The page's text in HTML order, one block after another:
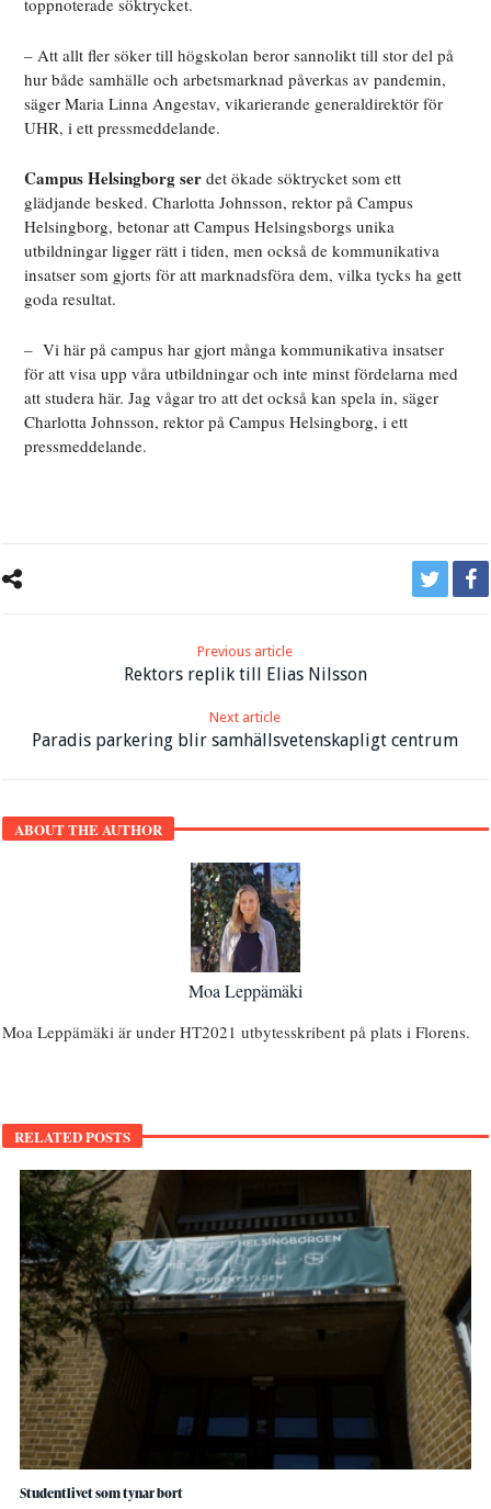
toppnoterade söktrycket.
– Att allt fler söker till högskolan beror sannolikt till stor del på
hur både samhälle och arbets­marknad påverkas av pandemin,
säger Maria Linna Angestav, vikarierande generaldirektör för
UHR, i ett pressmeddelande.
Campus Helsingborg ser det ökade söktrycket som ett
glädjande besked. Charlotta Johnsson, rektor på Campus
Helsingborg, betonar att Campus Helsingsborgs unika
utbildningar ligger rätt i tiden, men också de kommunikativa
insatser som gjorts för att marknadsföra dem, vilka tycks ha gett
goda resultat.
– Vi här på campus har gjort många kommunikativa insatser
för att visa upp våra utbildningar och inte minst fördelarna med
att studera här. Jag vågar tro att det också kan spela in, säger
Charlotta Johnsson, rektor på Campus Helsingborg, i ett
pressmeddelande.
Previous article
Rektors replik till Elias Nilsson
Next article
Paradis parkering blir samhällsvetenskapligt centrum
ABOUT THE AUTHOR
Moa Leppämäki
Moa Leppämäki är under HT2021 utbytesskribent på plats i Florens.
RELATED POSTS
Studentlivet som tynar bort